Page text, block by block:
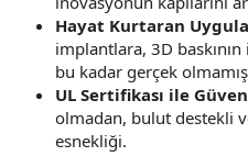
Hayat Kurtaran
implantlara, 3D
bu kadar gerçek
UL Sertifikası ile
olmadan, bulut destekli
esnekliği.